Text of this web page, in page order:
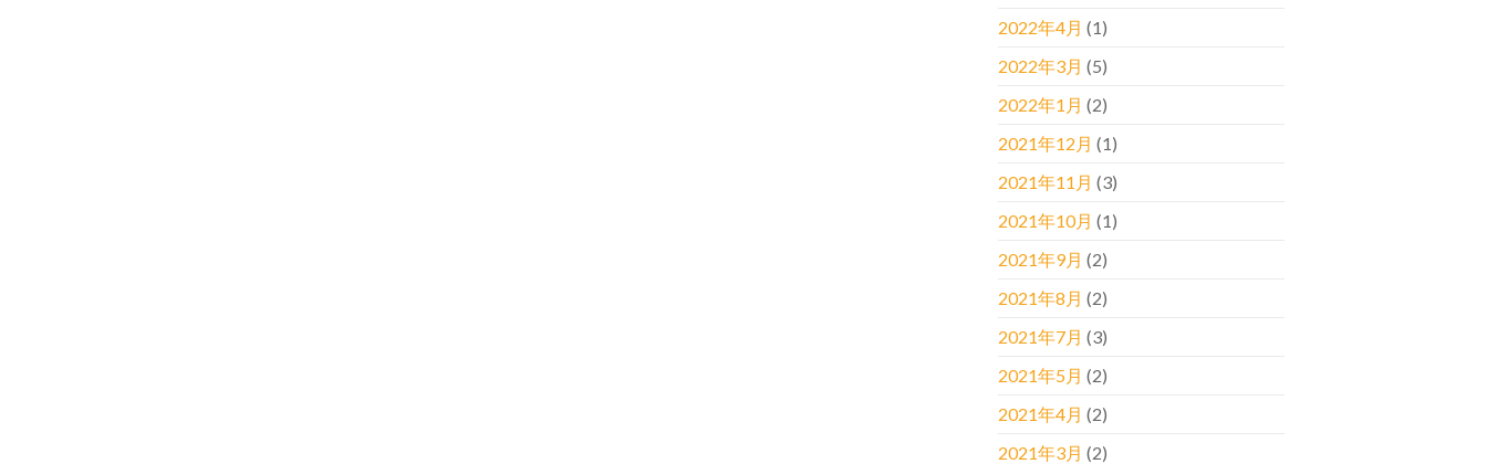
2022年4月 (1)
2022年3月 (5)
2022年1月 (2)
2021年12月 (1)
2021年11月 (3)
2021年10月 (1)
2021年9月 (2)
2021年8月 (2)
2021年7月 (3)
2021年5月 (2)
2021年4月 (2)
2021年3月 (2)